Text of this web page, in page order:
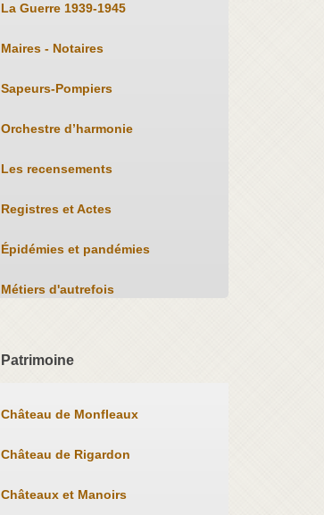
La Guerre 1939-1945
Maires - Notaires
Sapeurs-Pompiers
Orchestre d’harmonie
Les recensements
Registres et Actes
Épidémies et pandémies
Métiers d'autrefois
Patrimoine
Château de Monfleaux
Château de Rigardon
Châteaux et Manoirs